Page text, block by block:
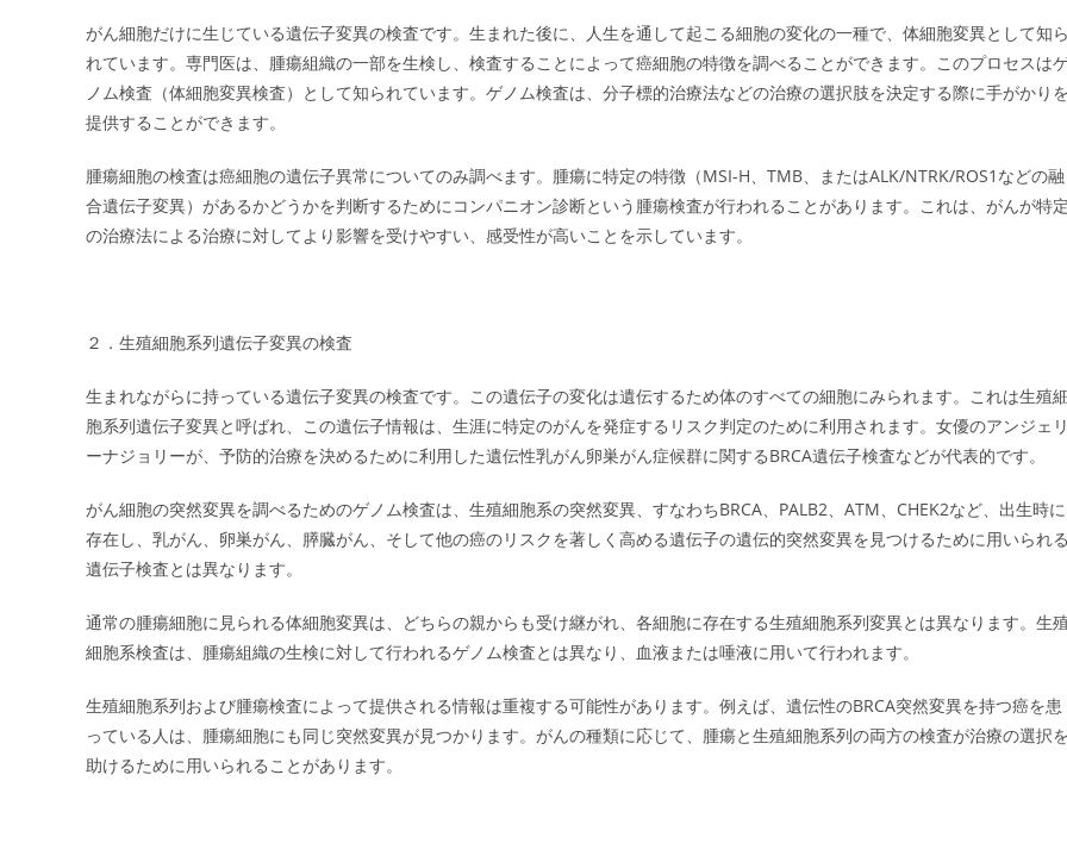
がん細胞だけに生じている遺伝子変異の検査です。生まれた後に、人生を通して起こる細胞の変化の一種で、体細胞変異として知ら
れています。専門医は、腫瘍組織の一部を生検し、検査することによって癌細胞の特徴を調べることができます。このプロセスは
ノム検査（体細胞変異検査）として知られています。ゲノム検査は、分子標的治療法などの治療の選択肢を決定する際に手がかりを
提供することができます。
腫瘍細胞の検査は癌細胞の遺伝子異常についてのみ調べます。腫瘍に特定の特徴（MSI-H、TMB、またはALK/NTRK/ROS1などの融
合遺伝子変異）があるかどうかを判断するためにコンパニオン診断という腫瘍検査が行われることがあります。これは、がんが特定
の治療法による治療に対してより影響を受けやすい、感受性が高いことを示しています。
２．生殖細胞系列遺伝子変異の検査
生まれながらに持っている遺伝子変異の検査です。この遺伝子の変化は遺伝するため体のすべての細胞にみられます。これは生殖細
胞系列遺伝子変異と呼ばれ、この遺伝子情報は、生涯に特定のがんを発症するリスク判定のために利用されます。女優のアンジェリ
ーナジョリーが、予防的治療を決めるために利用した遺伝性乳がん卵巣がん症候群に関するBRCA遺伝子検査などが代表的です。
がん細胞の突然変異を調べるためのゲノム検査は、生殖細胞系の突然変異、すなわちBRCA、PALB2、ATM、CHEK2など、出生時に
存在し、乳がん、卵巣がん、膵臓がん、そして他の癌のリスクを著しく高める遺伝子の遺伝的突然変異を見つけるために用いられる
遺伝子検査とは異なります。
通常の腫瘍細胞に見られる体細胞変異は、どちらの親からも受け継がれ、各細胞に存在する生殖細胞系列変異とは異なります。生殖
細胞系検査は、腫瘍組織の生検に対して行われるゲノム検査とは異なり、血液または唾液に用いて行われます。
生殖細胞系列および腫瘍検査によって提供される情報は重複する可能性があります。例えば、遺伝性のBRCA突然変異を持つ癌を患
っている人は、腫瘍細胞にも同じ突然変異が見つかります。がんの種類に応じて、腫瘍と生殖細胞系列の両方の検査が治療の選択を
助けるために用いられることがあります。